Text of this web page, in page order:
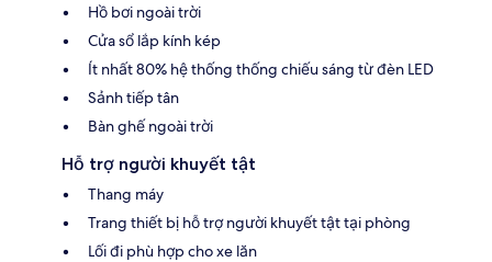
Hồ bơi ngoài trời
Cửa sổ lắp kính kép
Ít nhất 80% hệ thống thống chiếu sáng từ đèn LED
Sảnh tiếp tân
Bàn ghế ngoài trời
Hỗ trợ người khuyết tật
Thang máy
Trang thiết bị hỗ trợ người khuyết tật tại phòng
Lối đi phù hợp cho xe lăn